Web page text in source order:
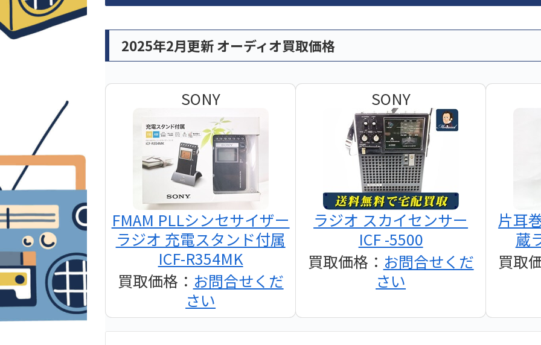
2025年2月更新 オーディオ買取価格
SONY
FMAM PLLシンセサイザー
ラジオ 充電スタンド付属
ICF-R354MK
買取価格： お問合せくだ
さい
SONY
ラジオ スカイセンサー
ICF -5500
買取価格： お問合せくだ
さい
片耳
蔵
買取